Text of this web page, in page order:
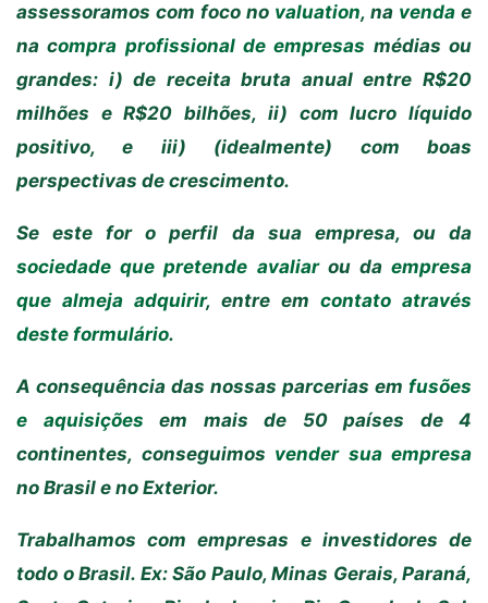
assessoramos com foco no valuation, na venda e
na compra profissional de empresas médias ou
grandes: i) de receita bruta anual entre R$20
milhões e R$20 bilhões, ii) com lucro líquido
positivo, e iii) (idealmente) com boas
perspectivas de crescimento.
Se este for o perfil da sua empresa, ou da
sociedade que pretende avaliarou da empresa
que almeja adquirir, entre em contato através
deste formulário.
A consequência das nossas parcerias em fusões
e aquisições em mais de 50 países de 4
continentes, conseguimos vender sua empresa
no Brasil e no Exterior.
Trabalhamos com empresas e investidores de
todo o Brasil. Ex: São Paulo, Minas Gerais, Paraná,